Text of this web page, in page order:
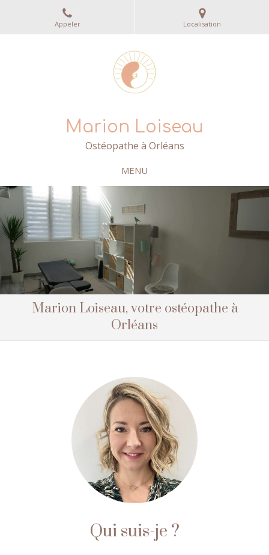
Appeler Localisation
Marion Loiseau
Ostéopathe à Orléans
MENU
Marion Loiseau, votre ostéopathe à
Orléans
Qui suis-je ?